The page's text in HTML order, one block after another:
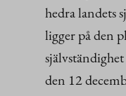
hedra landets
ligger på den
den 12